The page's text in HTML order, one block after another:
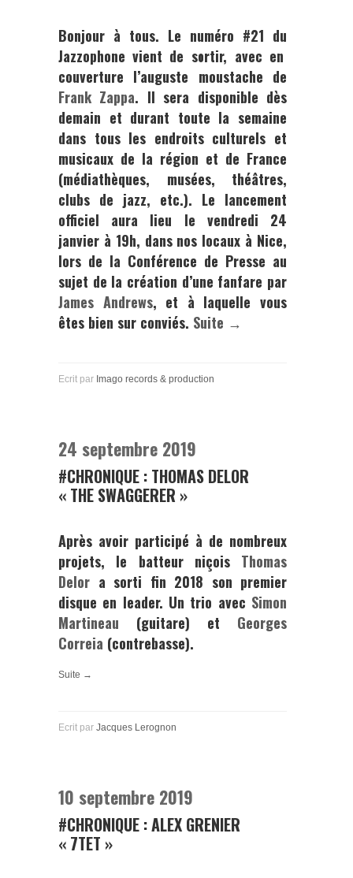
Bonjour à tous. Le numéro #21 du
Jazzophone vient de sortir, avec en
couverture l’auguste moustache de
Frank Zappa. Il sera disponible dès
demain et durant toute la semaine
dans tous les endroits culturels et
musicaux de la région et de France
(médiathèques, musées, théâtres,
clubs de jazz, etc.). Le lancement
officiel aura lieu
le vendredi 24
janvier à 19h, dans nos locaux à Nice,
lors de la Conférence de Presse au
sujet de la création d’une fanfare par
James Andrews, et à laquelle vous
êtes bien sur conviés. Suite →
Ecrit par Imago records & production
24 septembre 2019
#CHRONIQUE : THOMAS DELOR
« THE SWAGGERER »
Après avoir participé à de nombreux
projets, le batteur niçois Thomas
Delor a sorti fin 2018 son premier
disque en leader. Un trio avec Simon
Martineau (guitare) et Georges
Correia (contrebasse).
Suite →
Ecrit par Jacques Lerognon
10 septembre 2019
#CHRONIQUE : ALEX GRENIER
« 7TET »